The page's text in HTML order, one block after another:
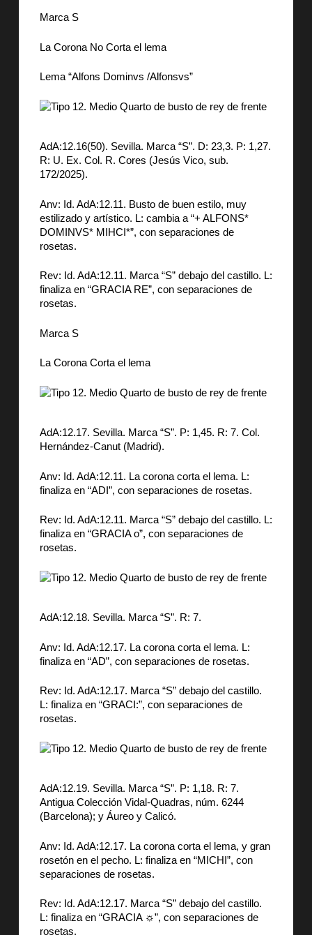
Marca S
La Corona No Corta el lema
Lema “Alfons Dominvs /Alfonsvs”
AdA:12.16(50). Sevilla. Marca “S”. D: 23,3. P: 1,27.
R: U. Ex. Col. R. Cores (Jesús Vico, sub.
172/2025).
Anv: Id. AdA:12.11. Busto de buen estilo, muy
estilizado y artístico. L: cambia a “+ ALFONS*
DOMINVS* MIHCI*”, con separaciones de
rosetas.
Rev: Id. AdA:12.11. Marca “S” debajo del castillo. L:
finaliza en “GRACIA RE”, con separaciones de
rosetas.
Marca S
La Corona Corta el lema
AdA:12.17. Sevilla. Marca “S”. P: 1,45. R: 7. Col.
Hernández-Canut (Madrid).
Anv: Id. AdA:12.11. La corona corta el lema. L:
finaliza en “ADI”, con separaciones de rosetas.
Rev: Id. AdA:12.11. Marca “S” debajo del castillo. L:
finaliza en “GRACIA o”, con separaciones de
rosetas.
AdA:12.18. Sevilla. Marca “S”. R: 7.
Anv: Id. AdA:12.17. La corona corta el lema. L:
finaliza en “AD”, con separaciones de rosetas.
Rev: Id. AdA:12.17. Marca “S” debajo del castillo.
L: finaliza en “GRACI:”, con separaciones de
rosetas.
AdA:12.19. Sevilla. Marca “S”. P: 1,18. R: 7.
Antigua Colección Vidal-Quadras, núm. 6244
(Barcelona); y Áureo y Calicó.
Anv: Id. AdA:12.17. La corona corta el lema, y gran
rosetón en el pecho. L: finaliza en “MICHI”, con
separaciones de rosetas.
Rev: Id. AdA:12.17. Marca “S” debajo del castillo.
L: finaliza en “GRACIA ☼”, con separaciones de
rosetas.